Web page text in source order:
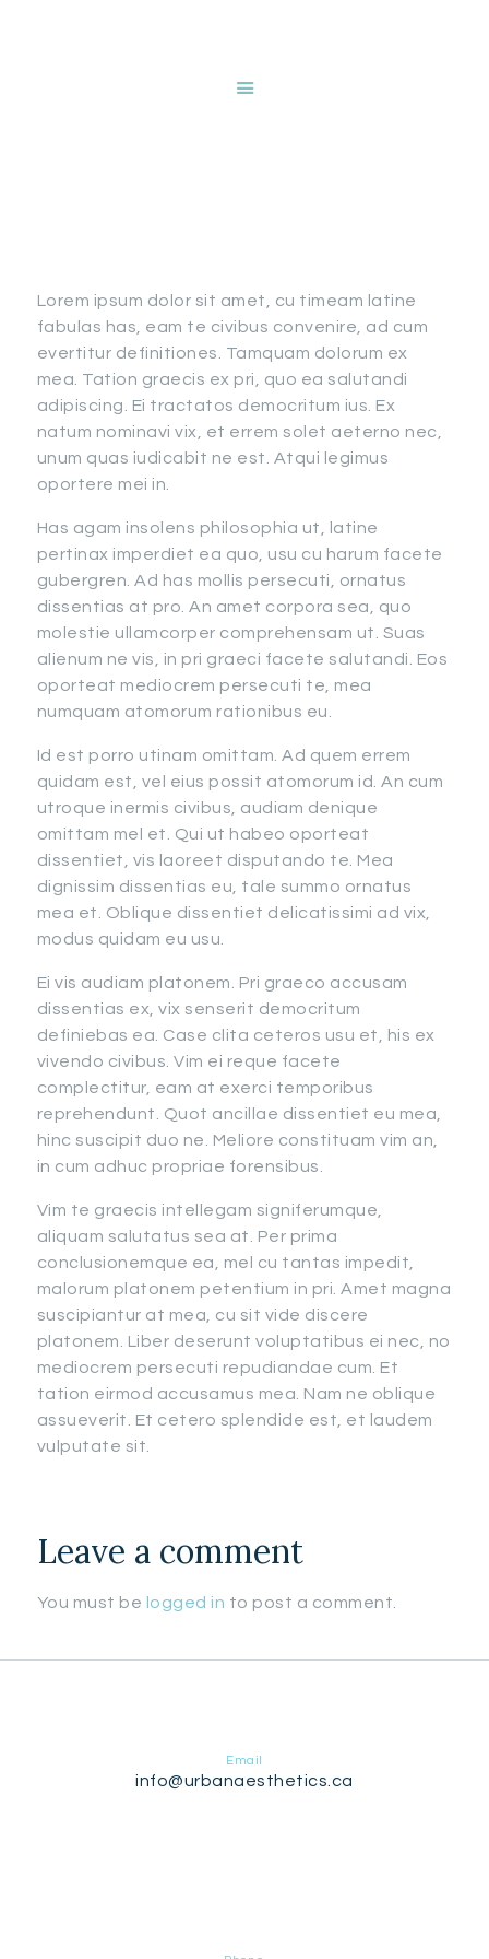
ABOUT NANCY
Lorem ipsum dolor sit amet, cu timeam latine
fabulas has, eam te civibus convenire, ad cum
evertitur definitiones. Tamquam dolorum ex
mea. Tation graecis ex pri, quo ea salutandi
adipiscing. Ei tractatos democritum ius. Ex
natum nominavi vix, et errem solet aeterno nec,
unum quas iudicabit ne est. Atqui legimus
oportere mei in.
Has agam insolens philosophia ut, latine
pertinax imperdiet ea quo, usu cu harum facete
gubergren. Ad has mollis persecuti, ornatus
dissentias at pro. An amet corpora sea, quo
molestie ullamcorper comprehensam ut. Suas
alienum ne vis, in pri graeci facete salutandi. Eos
oporteat mediocrem persecuti te, mea
numquam atomorum rationibus eu.
Id est porro utinam omittam. Ad quem errem
quidam est, vel eius possit atomorum id. An cum
utroque inermis civibus, audiam denique
omittam mel et. Qui ut habeo oporteat
dissentiet, vis laoreet disputando te. Mea
dignissim dissentias eu, tale summo ornatus
mea et. Oblique dissentiet delicatissimi ad vix,
modus quidam eu usu.
Ei vis audiam platonem. Pri graeco accusam
dissentias ex, vix senserit democritum
definiebas ea. Case clita ceteros usu et, his ex
vivendo civibus. Vim ei reque facete
complectitur, eam at exerci temporibus
reprehendunt. Quot ancillae dissentiet eu mea,
hinc suscipit duo ne. Meliore constituam vim an,
in cum adhuc propriae forensibus.
Vim te graecis intellegam signiferumque,
aliquam salutatus sea at. Per prima
conclusionemque ea, mel cu tantas impedit,
malorum platonem petentium in pri. Amet magna
suscipiantur at mea, cu sit vide discere
platonem. Liber deserunt voluptatibus ei nec, no
mediocrem persecuti repudiandae cum. Et
tation eirmod accusamus mea. Nam ne oblique
assueverit. Et cetero splendide est, et laudem
vulputate sit.
Leave a comment
You must be logged in to post a comment.
Email
info@urbanaesthetics.ca